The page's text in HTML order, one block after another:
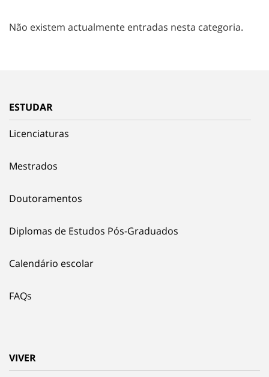
Não existem actualmente entradas nesta categoria.
ESTUDAR
Licenciaturas
Mestrados
Doutoramentos
Diplomas de Estudos Pós-Graduados
Calendário escolar
FAQs
VIVER